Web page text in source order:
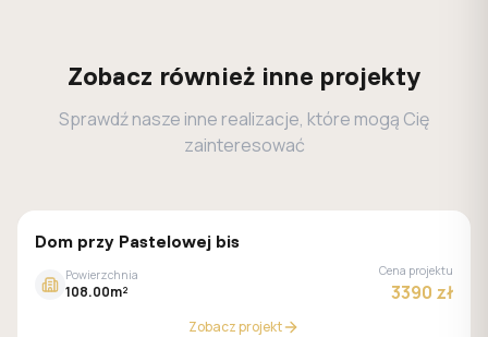
Zobacz również inne projekty
Sprawdź nasze inne realizacje, które mogą Cię
zainteresować
GALERIA DOMÓW
Dom przy Pastelowej bis
Powierzchnia
108.00m²
Cena projektu
3390 zł
Zobacz projekt